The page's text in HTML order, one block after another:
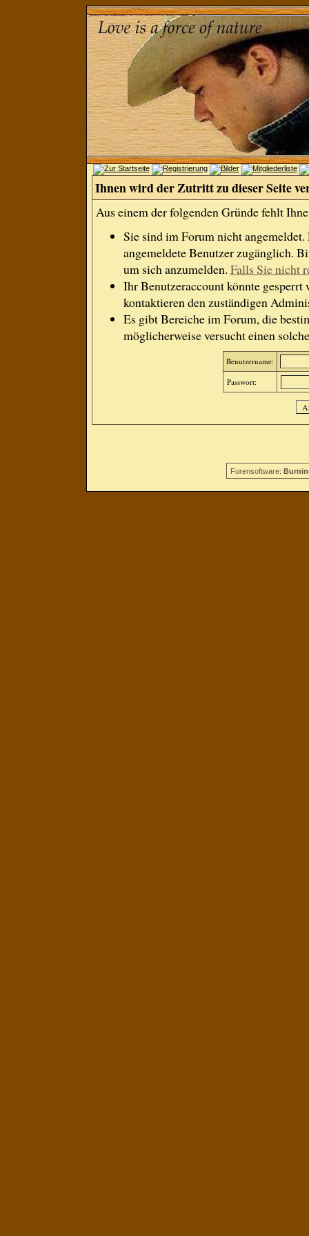
Ihnen wird der Zutritt zu dieser Seite
Aus einem der folgenden Gründe fehlt
Sie sind im Forum nicht
angemeldete Benutzer zugänglich.
um sich anzumelden. Falls Sie nicht
Ihr Benutzeraccount könnte gesperrt
kontaktieren den zuständigen
Es gibt Bereiche im Forum, die
möglicherweise versucht einen
Benutzername:
Passwort:
Forensoftware: